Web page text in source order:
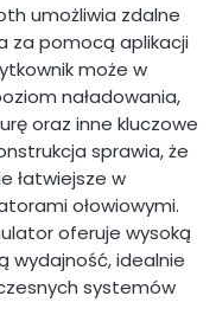
umożliwia zdalne
za pomocą aplikacji
może w
naładowania,
oraz inne kluczowe
sprawia, że
łatwiejsze w
ołowiowymi.
oferuje wysoką
wydajność, idealnie
systemów